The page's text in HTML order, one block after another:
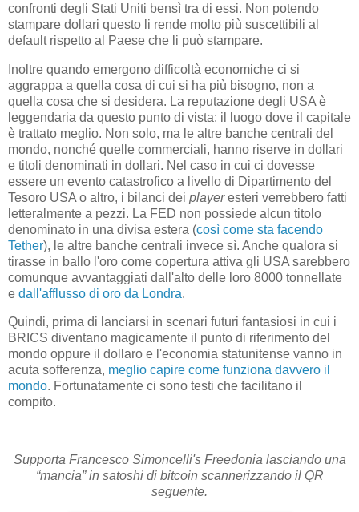
confronti degli Stati Uniti bensì tra di essi. Non potendo
stampare dollari questo li rende molto più suscettibili al
default rispetto al Paese che li può stampare.
Inoltre quando emergono difficoltà economiche ci si
aggrappa a quella cosa di cui si ha più bisogno, non a
quella cosa che si desidera. La reputazione degli USA è
leggendaria da questo punto di vista: il luogo dove il capitale
è trattato meglio. Non solo, ma le altre banche centrali del
mondo, nonché quelle commerciali, hanno riserve in dollari
e titoli denominati in dollari. Nel caso in cui ci dovesse
essere un evento catastrofico a livello di Dipartimento del
Tesoro USA o altro, i bilanci dei playeresteri verrebbero fatti
letteralmente a pezzi. La FED non possiede alcun titolo
denominato in una divisa estera (così come sta facendo
Tether), le altre banche centrali invece sì. Anche qualora si
tirasse in ballo l'oro come copertura attiva gli USA sarebbero
comunque avvantaggiati dall'alto delle loro 8000 tonnellate
e dall'afflusso di oro da Londra.
Quindi, prima di lanciarsi in scenari futuri fantasiosi in cui i
BRICS diventano magicamente il punto di riferimento del
mondo oppure il dollaro e l'economia statunitense vanno in
acuta sofferenza, meglio capire come funziona davvero il
mondo. Fortunatamente ci sono testi che facilitano il
compito.
Supporta Francesco Simoncelli's Freedonia lasciando una
“mancia” in satoshi di bitcoin scannerizzando il QR
seguente.